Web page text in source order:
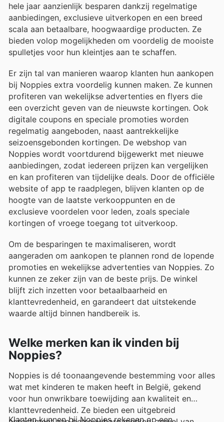
hele jaar aanzienlijk besparen dankzij regelmatige
aanbiedingen, exclusieve uitverkopen en een breed
scala aan betaalbare, hoogwaardige producten. Ze
bieden volop mogelijkheden om voordelig de mooiste
spulletjes voor hun kleintjes aan te schaffen.
Er zijn tal van manieren waarop klanten hun aankopen
bij Noppies extra voordelig kunnen maken. Ze kunnen
profiteren van wekelijkse advertenties en flyers die
een overzicht geven van de nieuwste kortingen. Ook
digitale coupons en speciale promoties worden
regelmatig aangeboden, naast aantrekkelijke
seizoensgebonden kortingen. De webshop van
Noppies wordt voortdurend bijgewerkt met nieuwe
aanbiedingen, zodat iedereen prijzen kan vergelijken
en kan profiteren van tijdelijke deals. Door de officiële
website of app te raadplegen, blijven klanten op de
hoogte van de laatste verkooppunten en de
exclusieve voordelen voor leden, zoals speciale
kortingen of vroege toegang tot uitverkoop.
Om de besparingen te maximaliseren, wordt
aangeraden om aankopen te plannen rond de lopende
promoties en wekelijkse advertenties van Noppies. Zo
kunnen ze zeker zijn van de beste prijs. De winkel
blijft zich inzetten voor betaalbaarheid en
klanttevredenheid, en garandeert dat uitstekende
waarde altijd binnen handbereik is.
Welke merken kan ik vinden bij
Noppies?
Noppies is dé toonaangevende bestemming voor alles
wat met kinderen te maken heeft in België, gekend
voor hun onwrikbare toewijding aan kwaliteit en
klanttevredenheid. Ze bieden een uitgebreid
Klanten kunnen bij Noppies rekenen op een